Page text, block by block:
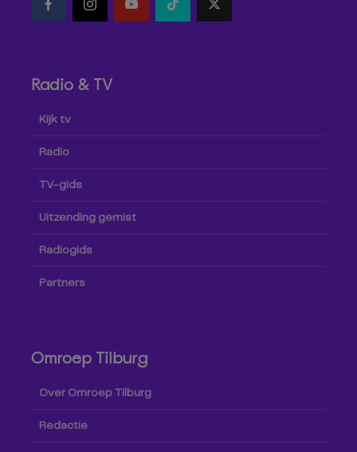
Radio & TV
Kijk tv
Radio
TV-gids
Uitzending gemist
Radiogids
Partners
Omroep Tilburg
Over Omroep Tilburg
Redactie